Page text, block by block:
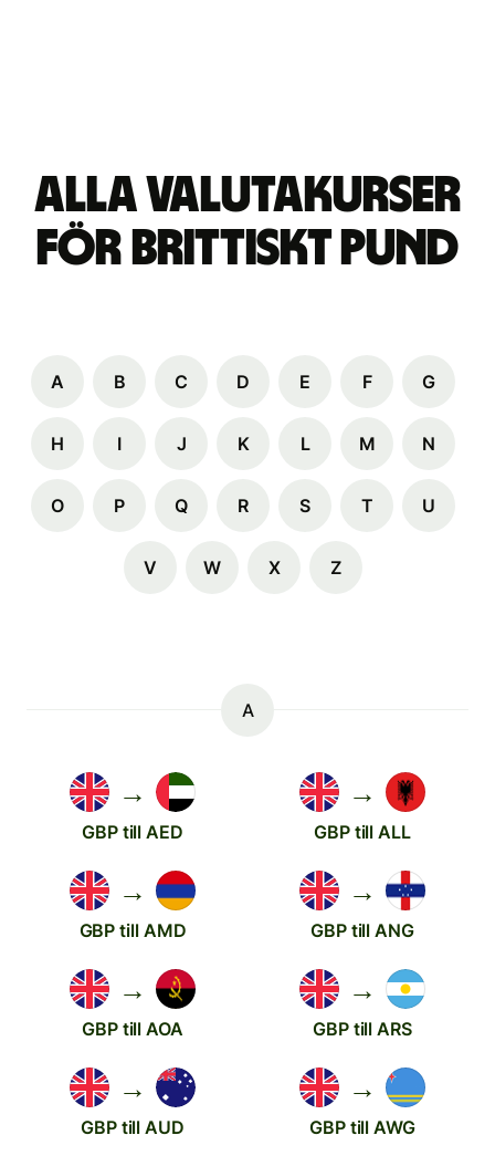
Alla valutakurser
för brittiskt pund
A B C D E F G
H I J K L M N
O P Q R S T U
V W X Z
A
→
GBP till AED
→
GBP till ALL
→
GBP till AMD
→
GBP till ANG
→
GBP till AOA
→
GBP till ARS
→
GBP till AUD
→
GBP till AWG